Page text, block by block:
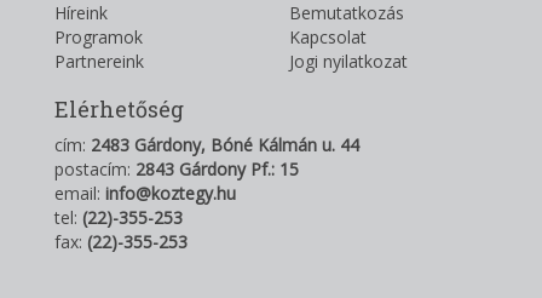
Híreink
Programok
Partnereink
Bemutatkozás
Kapcsolat
Jogi nyilatkozat
Elérhetőség
cím: 2483 Gárdony, Bóné Kálmán u. 44
postacím: 2843 Gárdony Pf.: 15
email: info@koztegy.hu
tel: (22)-355-253
fax: (22)-355-253